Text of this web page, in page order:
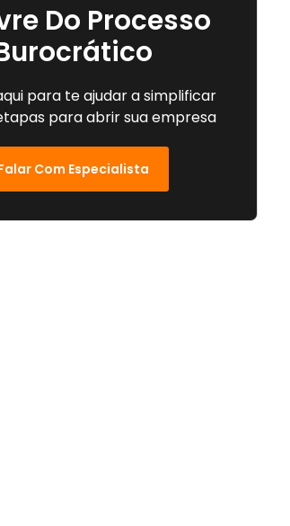
Do Processo
para te ajudar a simplificar
para abrir sua empresa
Com Especialista